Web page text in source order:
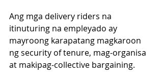
Ang mga delivery riders na
itinuturing na empleyado ay
mayroong karapatang magkaroon
ng security of tenure, mag-organisa
at makipag-collective bargaining.